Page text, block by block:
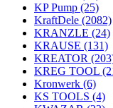
KP Pump (25)
KraftDele (2082)
KRANZLE (24)
KRAUSE (131)
KREATOR
KREG TOOL
Kronwerk (6)
KS TOOLS (4)